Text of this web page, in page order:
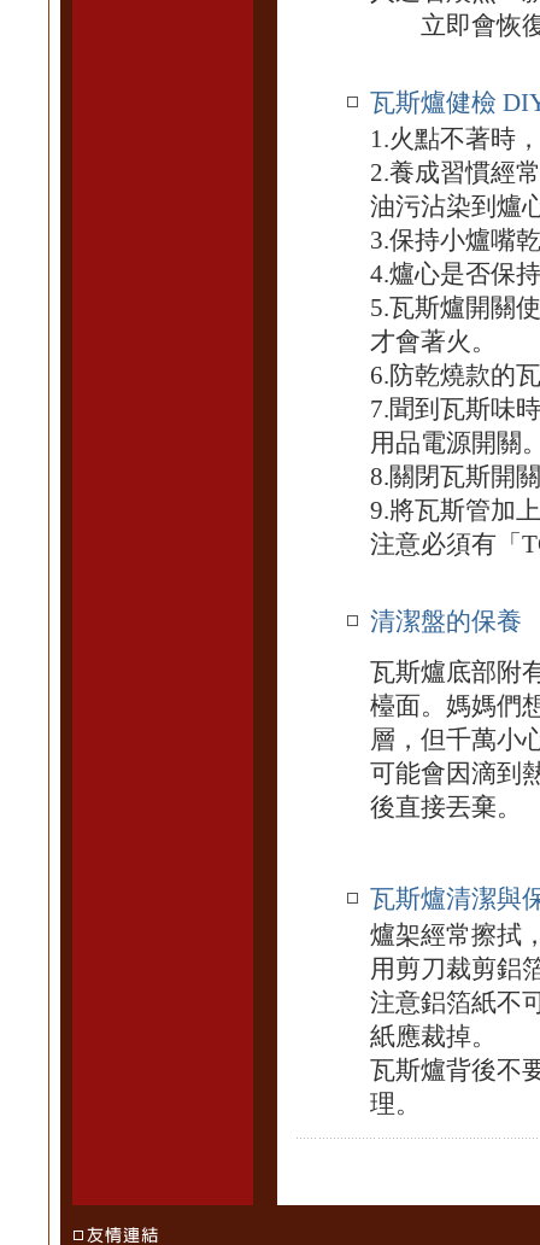
立即會恢復
瓦斯爐健檢
1.火點不著時
2.養成習慣經
油污沾染到爐
3.保持小爐嘴
4.爐心是否保
5.瓦斯爐開關
才會著火。
6.防乾燒款的
7.聞到瓦斯味
用品電源開關
8.關閉瓦斯開
9.將瓦斯管加
注意必須有「
清潔盤的保養
瓦斯爐底部附
檯面。媽媽們
層，但千萬小
可能會因滴到
後直接丟棄。
瓦斯爐清潔與
爐架經常擦拭
用剪刀裁剪鋁
注意鋁箔紙不
紙應裁掉。
瓦斯爐背後不
理。